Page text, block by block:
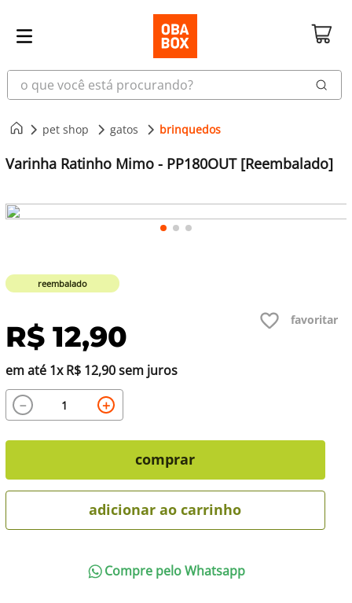
o que você está procurando?
pet shop gatos brinquedos
Varinha Ratinho Mimo - PP180OUT [Reembalado]
reembalado
R$ 12,90
em até 1xR$ 12,90sem juros
＋
－
comprar
adicionar ao carrinho
Compre pelo Whatsapp